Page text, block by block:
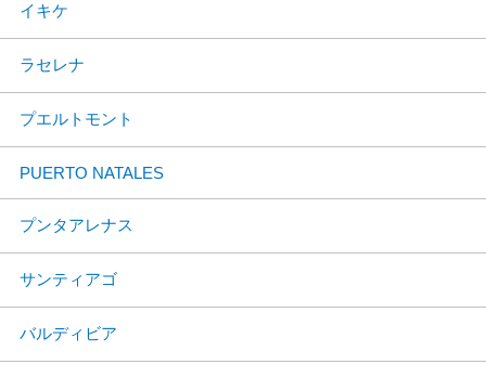
イキケ
ラセレナ
プエルトモント
PUERTO NATALES
プンタアレナス
サンティアゴ
バルディビア